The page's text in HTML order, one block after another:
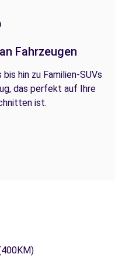
Fahrzeugen
hin zu Familien-SUVs
das perfekt auf Ihre
ist.